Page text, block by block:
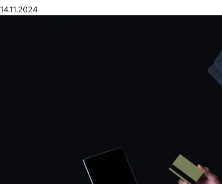
14.11.2024